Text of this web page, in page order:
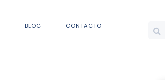
BLOG CONTACTO